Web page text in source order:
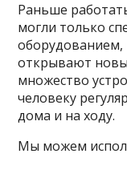
Раньше
могли только
оборудованием,
открывают
множество
человеку
дома и на ходу.
Мы можем